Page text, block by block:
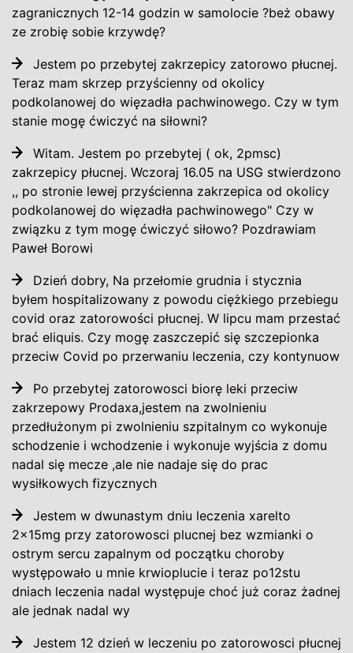
zagranicznych 12-14 godzin w samolocie ?beż obawy
ze zrobię sobie krzywdę?
Jestem po przebytej zakrzepicy zatorowo płucnej.
Teraz mam skrzep przyścienny od okolicy
podkolanowej do więzadła pachwinowego. Czy w tym
stanie mogę ćwiczyć na siłowni?
Witam. Jestem po przebytej ( ok, 2pmsc)
zakrzepicy płucnej. Wczoraj 16.05 na USG stwierdzono
,, po stronie lewej przyścienna zakrzepica od okolicy
podkolanowej do więzadła pachwinowego" Czy w
związku z tym mogę ćwiczyć siłowo? Pozdrawiam
Paweł Borowi
Dzień dobry, Na przełomie grudnia i stycznia
byłem hospitalizowany z powodu ciężkiego przebiegu
covid oraz zatorowości płucnej. W lipcu mam przestać
brać eliquis. Czy mogę zaszczepić się szczepionka
przeciw Covid po przerwaniu leczenia, czy kontynuow
Po przebytej zatorowosci biorę leki przeciw
zakrzepowy Prodaxa,jestem na zwolnieniu
przedłużonym pi zwolnieniu szpitalnym co wykonuje
schodzenie i wchodzenie i wykonuje wyjścia z domu
nadal się mecze ,ale nie nadaje się do prac
wysiłkowych fizycznych
Jestem w dwunastym dniu leczenia xarelto
2x15mg przy zatorowosci plucnej bez wzmianki o
ostrym sercu zapalnym od początku choroby
występowało u mnie krwioplucie i teraz po12stu
dniach leczenia nadal występuje choć już coraz żadnej
ale jednak nadal wy
Jestem 12 dzień w leczeniu po zatorowosci płucnej